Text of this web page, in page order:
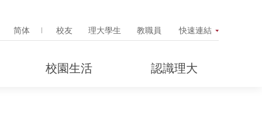
Popup
简体 校友 理大學生 教職員 快速連結
校園生活 認識理大